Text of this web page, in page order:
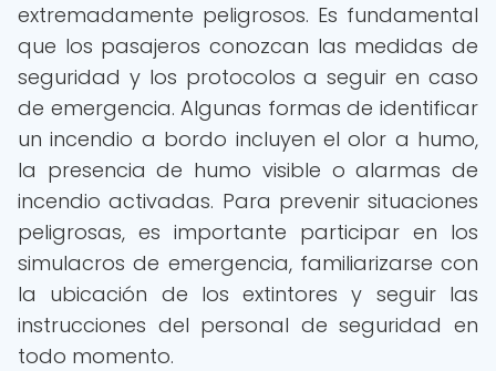
extremadamente peligrosos. Es fundamental
que los pasajeros conozcan las medidas de
seguridad y los protocolos a seguir en caso
de emergencia. Algunas formas de identificar
un incendio a bordo incluyen el olor a humo,
la presencia de humo visible o alarmas de
incendio activadas. Para prevenir situaciones
peligrosas, es importante participar en los
simulacros de emergencia, familiarizarse con
la ubicación de los extintores y seguir las
instrucciones del personal de seguridad en
todo momento.